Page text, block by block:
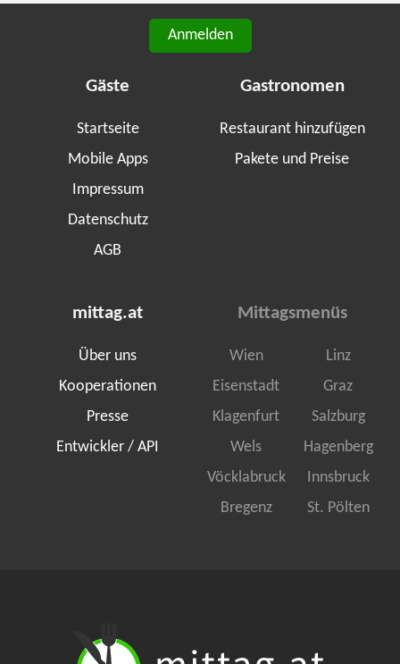
Anmelden
Gäste
Startseite
Mobile Apps
Impressum
Datenschutz
AGB
Gastronomen
Restaurant hinzufügen
Pakete und Preise
mittag.at
Über uns
Kooperationen
Presse
Entwickler / API
Mittagsmenüs
Wien
Linz
Eisenstadt
Graz
Klagenfurt
Salzburg
Wels
Hagenberg
Vöcklabruck
Innsbruck
Bregenz
St. Pölten